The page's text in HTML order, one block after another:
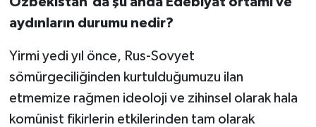
aydınların durumu nedir?
Yirmi yedi yıl önce, Rus-Sovyet
sömürgeciliğinden kurtulduğumuzu ilan
etmemize rağmen ideoloji ve zihinsel olarak hala
komünist fikirlerin etkilerinden tam olarak